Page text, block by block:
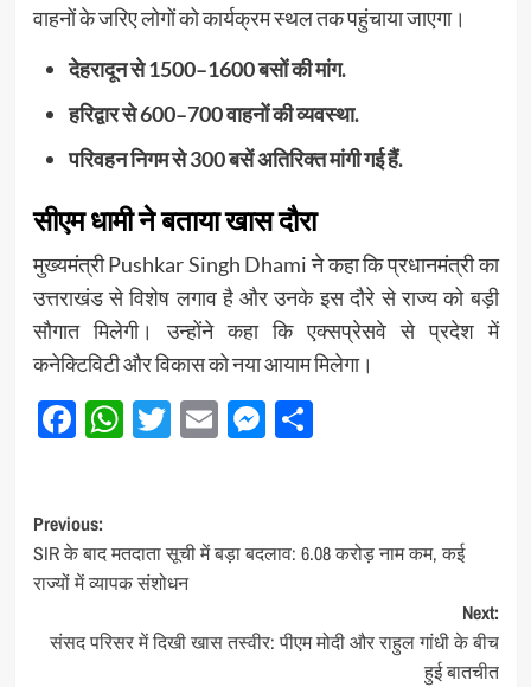
वाहनों के जरिए लोगों को कार्यक्रम स्थल तक पहुंचाया जाएगा।
देहरादून से 1500–1600 बसों की मांग.
हरिद्वार से 600–700 वाहनों की व्यवस्था.
परिवहन निगम से 300 बसें अतिरिक्त मांगी गई हैं.
सीएम धामी ने बताया खास दौरा
मुख्यमंत्री Pushkar Singh Dhamiने कहा कि प्रधानमंत्री का
उत्तराखंड से विशेष लगाव है और उनके इस दौरे से राज्य को बड़ी
सौगात मिलेगी। उन्होंने कहा कि एक्सप्रेसवे से प्रदेश में
कनेक्टिविटी और विकास को नया आयाम मिलेगा।
Facebook
WhatsApp
Twitter
EmailMessenger
Share
Post
navigation
Previous:
SIR के बाद मतदाता सूची में बड़ा बदलाव: 6.08 करोड़ नाम कम, कई
राज्यों में व्यापक संशोधन
Next:
संसद परिसर में दिखी खास तस्वीर: पीएम मोदी और राहुल गांधी के बीच
हुई बातचीत